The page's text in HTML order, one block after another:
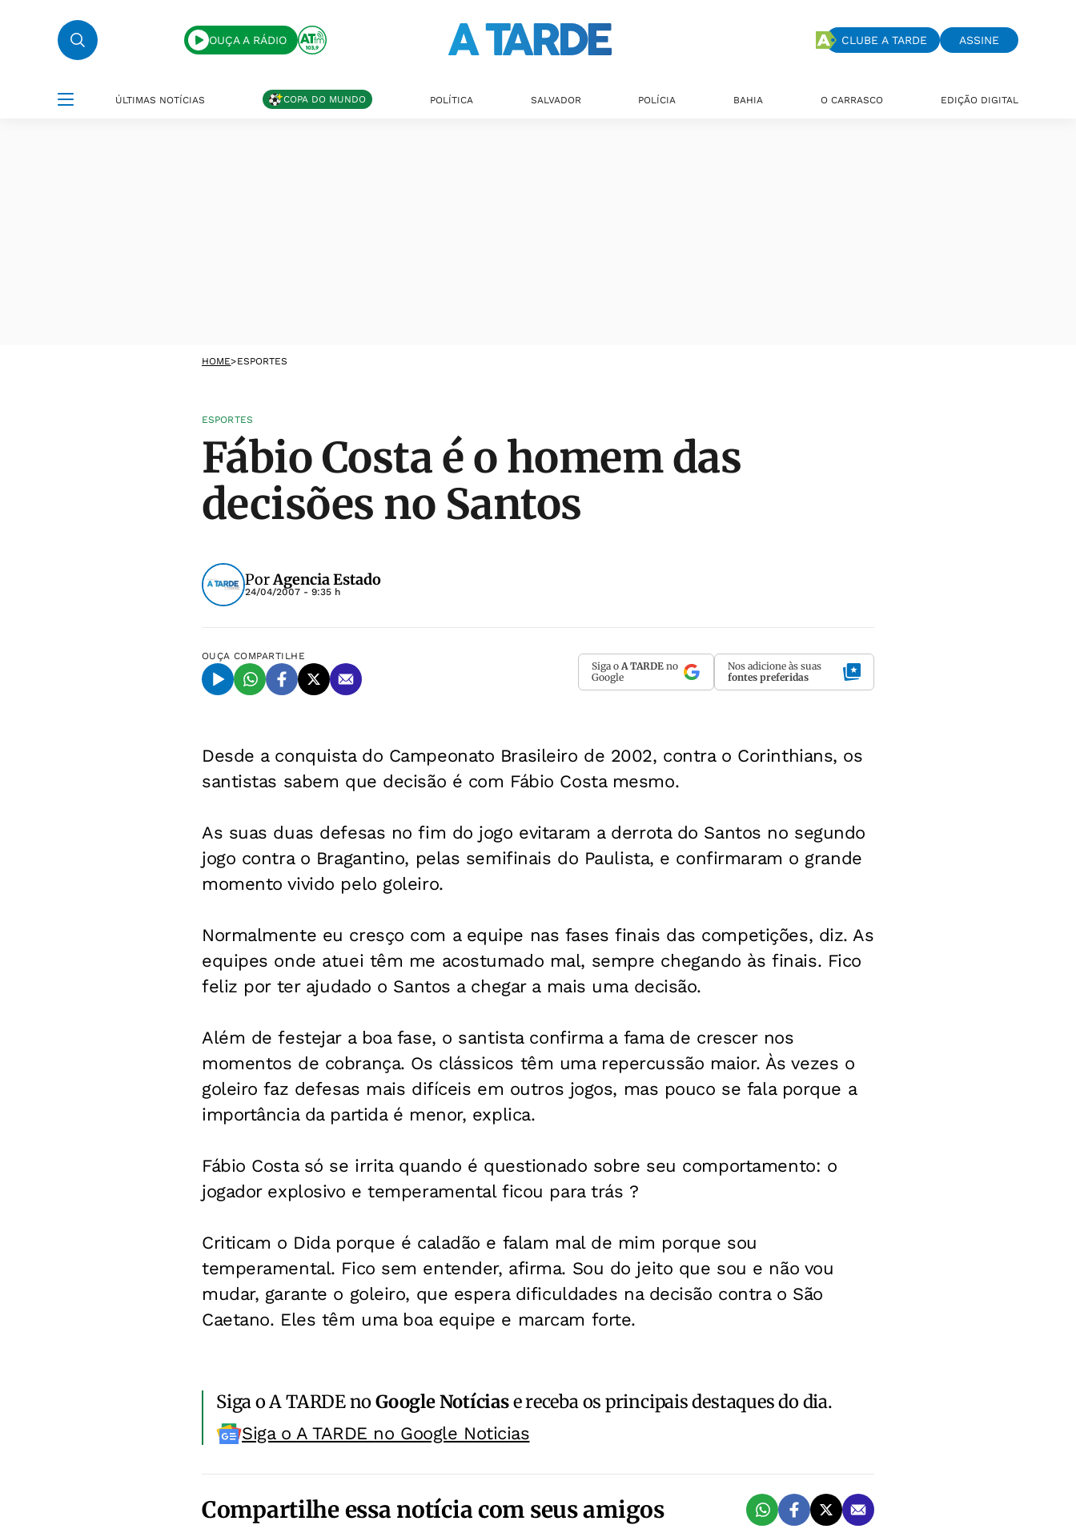
OUÇA A RÁDIO CLUBE A TARDE ASSINE
ÚLTIMAS NOTÍCIAS COPA DO MUNDO POLÍTICA SALVADOR POLÍCIA BAHIA O CARRASCO EDIÇÃO DIGITAL
HOME>ESPORTES
ESPORTES
Fábio Costa é o homem das
decisões no Santos
PorAgencia Estado
24/04/2007 - 9:35 h
OUÇA COMPARTILHE
Siga o A TARDE no
Google
Nos adicione às suas
fontes preferidas
Desde a conquista do Campeonato Brasileiro de 2002, contra o Corinthians, os
santistas sabem que decisão é com Fábio Costa mesmo.
As suas duas defesas no fim do jogo evitaram a derrota do Santos no segundo
jogo contra o Bragantino, pelas semifinais do Paulista, e confirmaram o grande
momento vivido pelo goleiro.
Normalmente eu cresço com a equipe nas fases finais das competições, diz. As
equipes onde atuei têm me acostumado mal, sempre chegando às finais. Fico
feliz por ter ajudado o Santos a chegar a mais uma decisão.
Além de festejar a boa fase, o santista confirma a fama de crescer nos
momentos de cobrança. Os clássicos têm uma repercussão maior. Às vezes o
goleiro faz defesas mais difíceis em outros jogos, mas pouco se fala porque a
importância da partida é menor, explica.
Fábio Costa só se irrita quando é questionado sobre seu comportamento: o
jogador explosivo e temperamental ficou para trás ?
Criticam o Dida porque é caladão e falam mal de mim porque sou
temperamental. Fico sem entender, afirma. Sou do jeito que sou e não vou
mudar, garante o goleiro, que espera dificuldades na decisão contra o São
Caetano. Eles têm uma boa equipe e marcam forte.
Siga o A TARDE noGoogle Notíciase receba os principais destaques do dia.
Siga o A TARDE no Google Noticias
Compartilhe essa notícia com seus amigos